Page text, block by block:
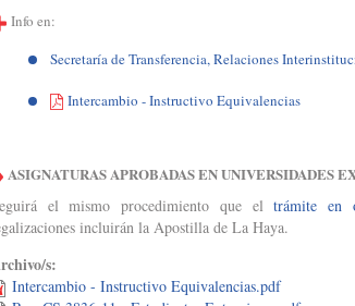
Info en:
Secretaría de Transferencia, Relaciones
Intercambio - Instructivo Equivalencias
ASIGNATURAS APROBADAS EN UNIVERSIDADES
el mismo procedimiento que eltrámite en
incluirán la Apostilla de La Haya.
s:
Intercambio - Instructivo Equivalencias.pdf